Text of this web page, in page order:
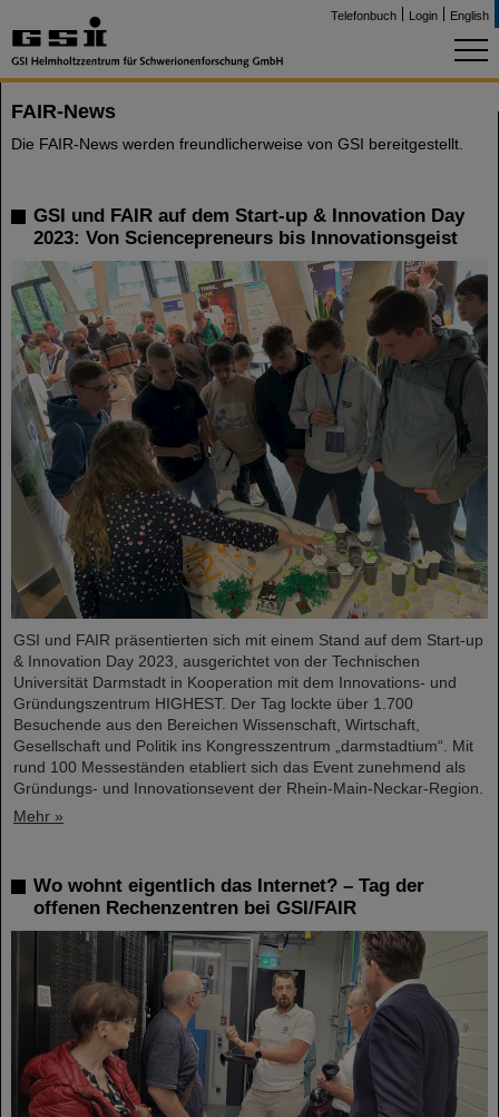
Telefonbuch Login English
FAIR-News
Die FAIR-News werden freundlicherweise von GSI bereitgestellt.
GSI und FAIR auf dem Start-up & Innovation Day
2023: Von Sciencepreneurs bis Innovationsgeist
GSI und FAIR präsentierten sich mit einem Stand auf dem Start-up
& Innovation Day 2023, ausgerichtet von der Technischen
Universität Darmstadt in Kooperation mit dem Innovations- und
Gründungszentrum HIGHEST. Der Tag lockte über 1.700
Besuchende aus den Bereichen Wissenschaft, Wirtschaft,
Gesellschaft und Politik ins Kongresszentrum „darmstadtium“. Mit
rund 100 Messeständen etabliert sich das Event zunehmend als
Gründungs- und Innovationsevent der Rhein-Main-Neckar-Region.
Mehr »
Wo wohnt eigentlich das Internet? – Tag der
offenen Rechenzentren bei GSI/FAIR